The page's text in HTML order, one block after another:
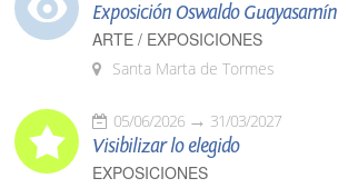
Exposición Oswaldo Guayasamín
ARTE / EXPOSICIONES
Santa Marta de Tormes
05/06/2026 31/03/2027
Visibilizar lo elegido
EXPOSICIONES